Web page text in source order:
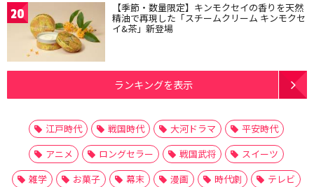
20 【季節・数量限定】キンモクセイの香りを天然
精油で再現した「スチームクリーム キンモクセ
イ&茶」新登場
ランキングを表示
江戸時代 戦国時代 大河ドラマ
平安時代
アニメ
ロングセラー 戦国武将
スイーツ
雑学
お菓子 幕末 漫画 時代劇
テレビ